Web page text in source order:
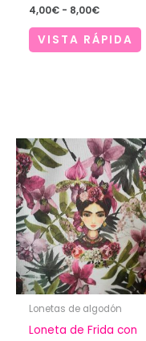
4,00€ - 8,00€Rango
precios:
desde
VISTA RÁPIDA
Lonetas de algodón
Loneta de Frida con